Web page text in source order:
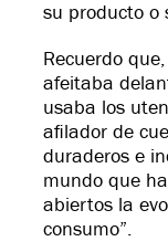
su producto o
Recuerdo
afeitaba
usaba los
afilador de
duraderos e
mundo que
abiertos la
consumo”.